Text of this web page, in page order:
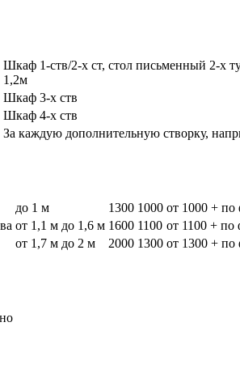
Шкаф 1-ств/2-х ст, стол письменный 2-х
1,2м
Шкаф 3-х ств
Шкаф 4-х ств
За каждую дополнительную створку,
до 1 м 1300 1000 от 1000 + по
от 1,1 м до 1,6 м 1600 1100 от 1100 + по
от 1,7 м до 2 м
2000 1300 от 1300 + по